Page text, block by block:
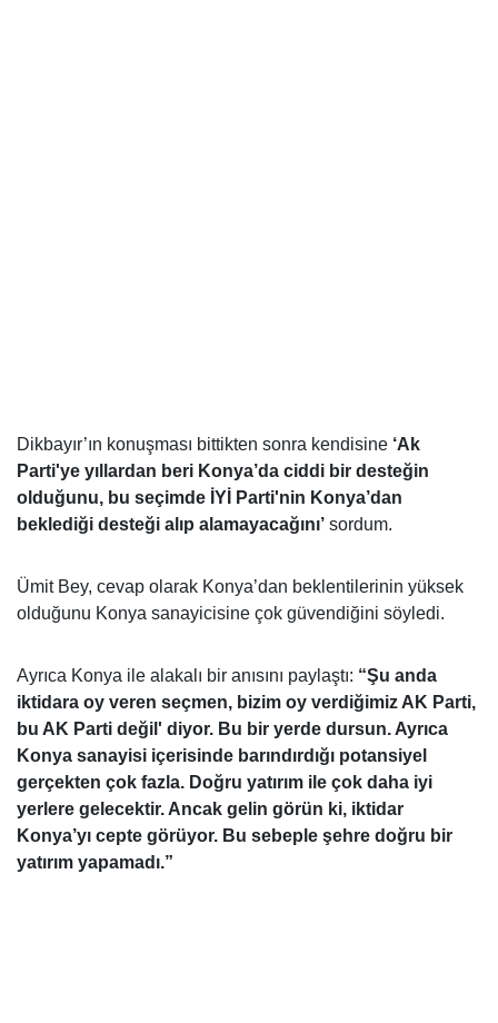
Dikbayır’ın konuşması bittikten sonra kendisine ‘Ak
Parti'ye yıllardan beri Konya’da ciddi bir desteğin
olduğunu, bu seçimde İYİ Parti'nin Konya’dan
beklediği desteği alıp alamayacağını’ sordum.
Ümit Bey, cevap olarak Konya’dan beklentilerinin yüksek
olduğunu Konya sanayicisine çok güvendiğini söyledi.
Ayrıca Konya ile alakalı bir anısını paylaştı: “Şu anda
iktidara oy veren seçmen, bizim oy verdiğimiz AK Parti,
bu AK Parti değil' diyor. Bu bir yerde dursun. Ayrıca
Konya sanayisi içerisinde barındırdığı potansiyel
gerçekten çok fazla. Doğru yatırım ile çok daha iyi
yerlere gelecektir. Ancak gelin görün ki, iktidar
Konya’yı cepte görüyor. Bu sebeple şehre doğru bir
yatırım yapamadı.”